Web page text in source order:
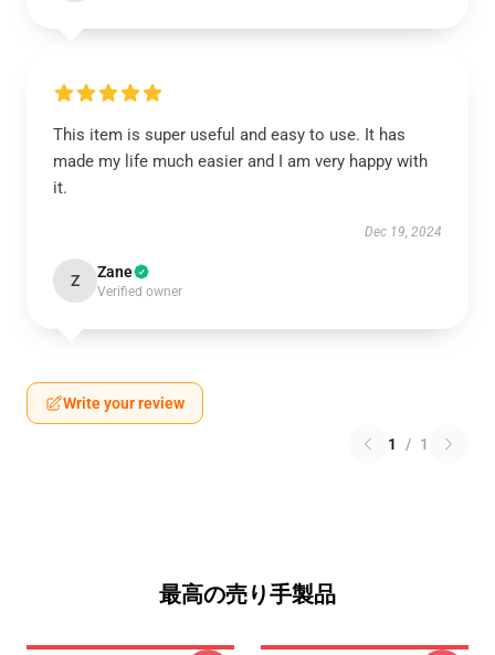
This item is super useful and easy to use. It has
made my life much easier and I am very happy with
it.
Dec 19, 2024
Z Zane
Verified owner
Write your review
1 / 1
最高の売り手製品